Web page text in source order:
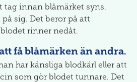
tag innan blåmärket syns.
sig. Det beror på att
rinner nedåt.
få blåmärken än andra.
har känsliga blodkärl eller att
som gör blodet tunnare. Det